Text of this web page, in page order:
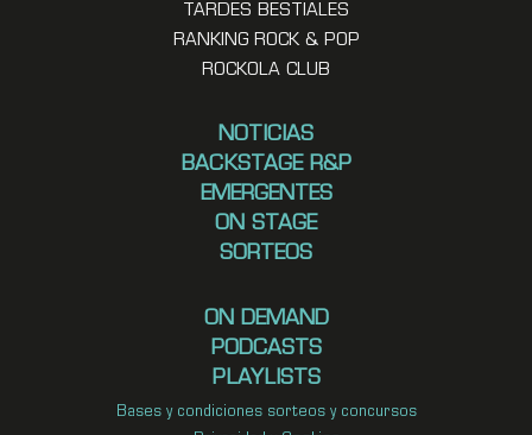
TARDES BESTIALES
RANKING ROCK & POP
ROCKOLA CLUB
NOTICIAS
BACKSTAGE R&P
EMERGENTES
ON STAGE
SORTEOS
ON DEMAND
PODCASTS
PLAYLISTS
Bases y condiciones sorteos y concursos